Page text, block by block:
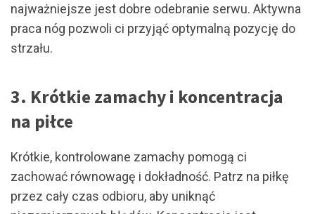
najważniejsze jest dobre odebranie serwu. Aktywna
praca nóg pozwoli ci przyjąć optymalną pozycję do
strzału.
3. Krótkie zamachy i koncentracja
na piłce
Krótkie, kontrolowane zamachy pomogą ci
zachować równowagę i dokładność. Patrz na piłkę
przez cały czas odbioru, aby uniknąć